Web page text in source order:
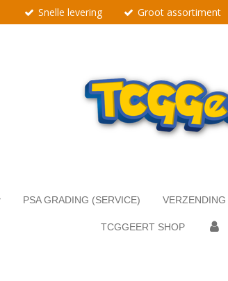
Snelle levering Groot assortiment
PSA GRADING (SERVICE)
TCGGEERT SHOP